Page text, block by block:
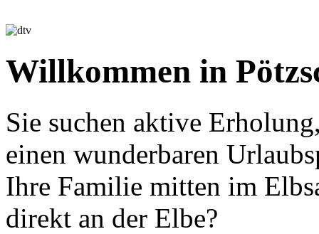
Willkommen in
Sie suchen aktive
einen wunderbaren
Ihre Familie mitten im
direkt an der Elbe?